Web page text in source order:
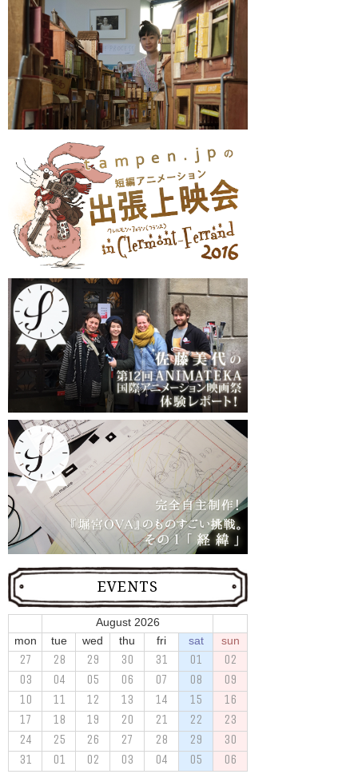
EVENTS
August 2026
mon
tue wed thu fri sat sun
27 28 29 30 31 01
02
03
04 05 06 07 08
09
10
11 12 13 14 15
16
17
18 19 20 21 22
23
24
25 26 27 28 29
30
31
01 02 03 04 05 06